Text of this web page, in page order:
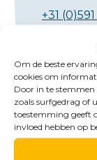
Om de beste
cookies om
Door in te
zoals surfgedrag of
toestemming geeft
invloed hebben op
+31
+31 (0)50